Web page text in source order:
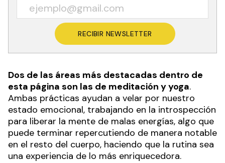
RECIBIR NEWSLETTER
Dos de las áreas más destacadas dentro de
esta página son las de meditación y yoga.
Ambas prácticas ayudan a velar por nuestro
estado emocional, trabajando en la introspección
para liberar la mente de malas energías, algo que
puede terminar repercutiendo de manera notable
en el resto del cuerpo, haciendo que la rutina sea
una experiencia de lo más enriquecedora.